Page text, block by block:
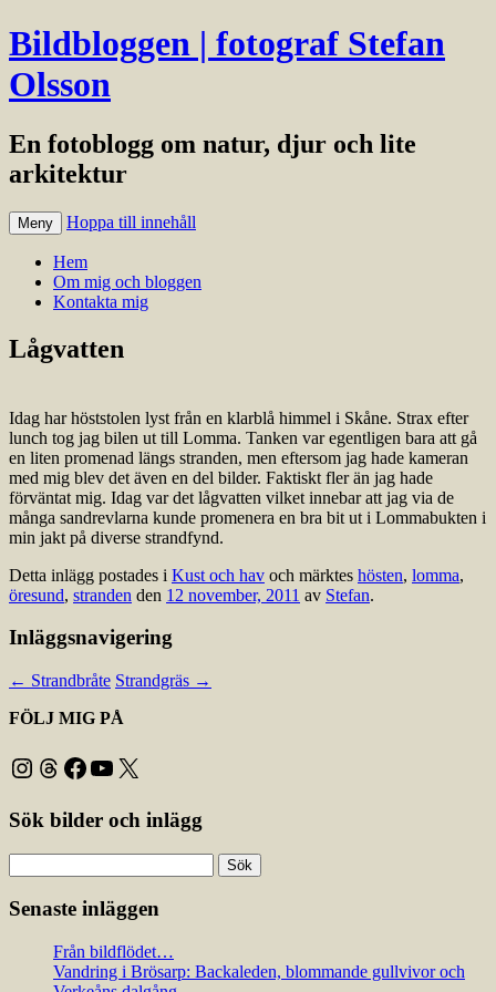
Bildbloggen | fotograf Stefan
Olsson
En fotoblogg om natur, djur och lite
arkitektur
Meny Hoppa till innehåll
Hem
Om mig och bloggen
Kontakta mig
Lågvatten
Idag har höststolen lyst från en klarblå himmel i Skåne. Strax efter
lunch tog jag bilen ut till Lomma. Tanken var egentligen bara att gå
en liten promenad längs stranden, men eftersom jag hade kameran
med mig blev det även en del bilder. Faktiskt fler än jag hade
förväntat mig. Idag var det lågvatten vilket innebar att jag via de
många sandrevlarna kunde promenera en bra bit ut i Lommabukten i
min jakt på diverse strandfynd.
Detta inlägg postades i Kust och hav och märktes hösten, lomma,
öresund, stranden den 12 november, 2011 av Stefan.
Inläggsnavigering
← Strandbråte Strandgräs →
FÖLJ MIG PÅ
Instagram
Threads
Facebook
YouTube
X
Sök bilder och inlägg
efter:
Senaste inläggen
Från bildflödet…
Vandring i Brösarp: Backaleden, blommande gullvivor och